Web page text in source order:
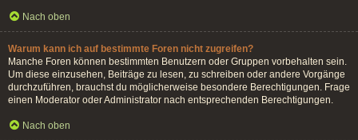
Nach oben
Warum kann ich auf bestimmte Foren nicht zugreifen?
Manche Foren können bestimmten Benutzern oder Gruppen vorbehalten sein.
Um diese einzusehen, Beiträge zu lesen, zu schreiben oder andere Vorgänge
durchzuführen, brauchst du möglicherweise besondere Berechtigungen. Frage
einen Moderator oder Administrator nach entsprechenden Berechtigungen.
Nach oben